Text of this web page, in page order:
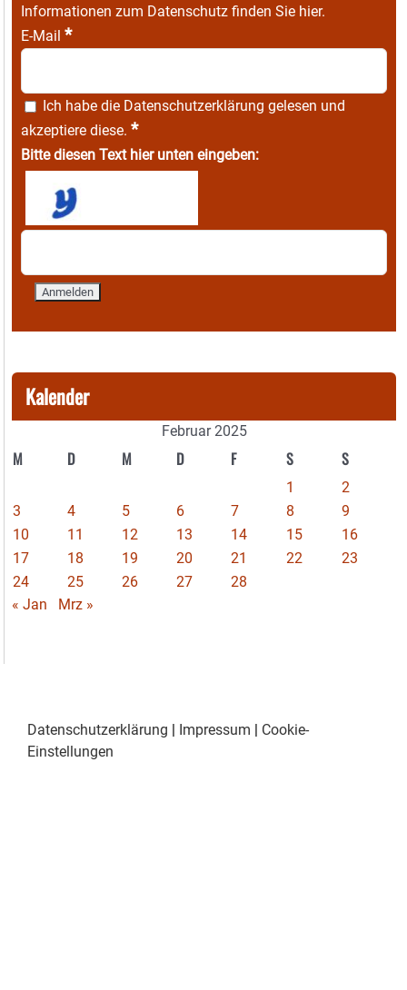
Informationen zum Datenschutz finden Sie hier.
E-Mail *
Ich habe die Datenschutzerklärung gelesen und
akzeptiere diese. *
Bitte diesen Text hier unten eingeben:
Kalender
Februar 2025
M D M D F S S
1
2
3
4 5 6 7 8
9
10
11 12 13 14 15
16
17
18 19 20 21 22
23
24
25 26 27
28
« Jan
Mrz »
Datenschutzerklärung | Impressum | Cookie-
Einstellungen